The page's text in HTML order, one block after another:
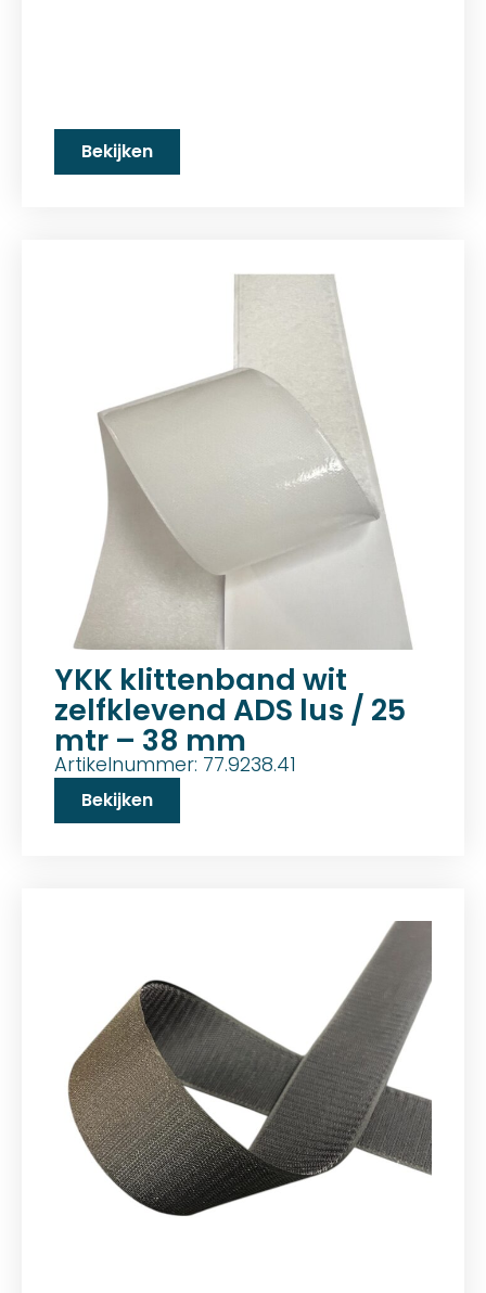
Bekijken
YKK klittenband wit
zelfklevend ADS lus / 25
mtr – 38 mm
Artikelnummer: 77.9238.41
Bekijken